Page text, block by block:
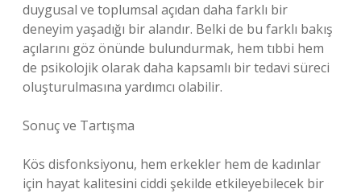
duygusal ve toplumsal açıdan daha farklı bir
deneyim yaşadığı bir alandır. Belki de bu farklı bakış
açılarını göz önünde bulundurmak, hem tıbbi hem
de psikolojik olarak daha kapsamlı bir tedavi süreci
oluşturulmasına yardımcı olabilir.
Sonuç ve Tartışma
Kös disfonksiyonu, hem erkekler hem de kadınlar
için hayat kalitesini ciddi şekilde etkileyebilecek bir